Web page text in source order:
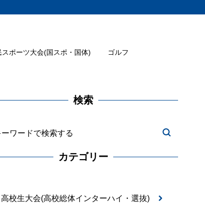
スポーツ大会(国スポ・国体) ゴルフ
検索
カテゴリー
高校生大会(高校総体インターハイ・選抜)